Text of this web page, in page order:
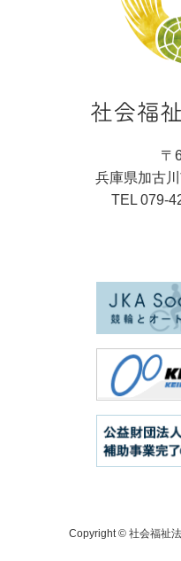
〒
兵庫県加古
TEL 079-
Copyright © 社会福祉